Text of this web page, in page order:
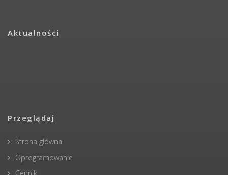
Aktualności
Przeglądaj
Strona główna
Oprogramowanie